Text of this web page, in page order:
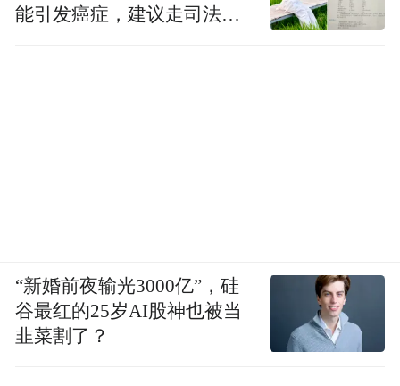
能引发癌症，建议走司法途
“新婚前夜输光3000亿”，硅
谷最红的25岁AI股神也被当
韭菜割了？